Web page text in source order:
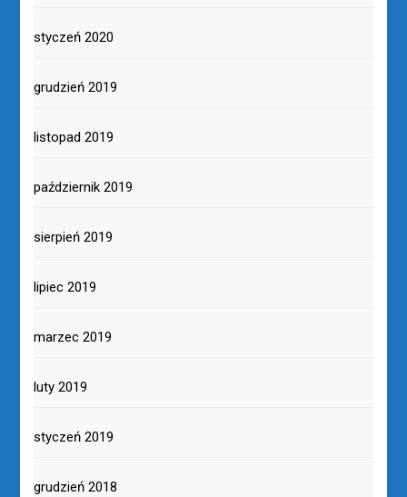
styczeń 2020
grudzień 2019
listopad 2019
październik 2019
sierpień 2019
lipiec 2019
marzec 2019
luty 2019
styczeń 2019
grudzień 2018